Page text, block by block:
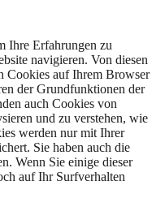
Ihre Erfahrungen zu
navigieren. Von diesen
Cookies auf Ihrem Browser
der Grundfunktionen der
auch Cookies von
und zu verstehen, wie
werden nur mit Ihrer
Sie haben auch die
Wenn Sie einige dieser
auf Ihr Surfverhalten